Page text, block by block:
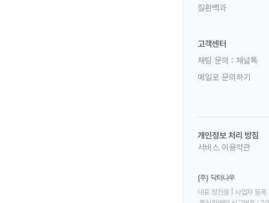
질환백과
고객센터
채팅 문의 : 채널톡
메일로 문의하기
개인정보 처리 방침
서비스 이용약관
(주) 닥터나우
대표 정진웅 | 사업자